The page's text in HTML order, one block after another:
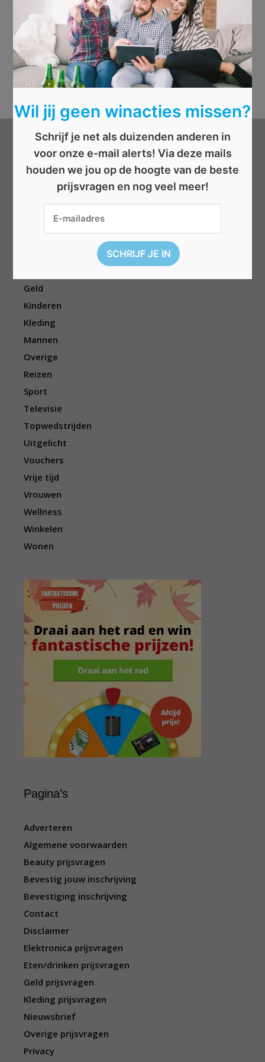
Categorieën
Boeken
Cadeau
Dieren
Geld
Kinderen
Kleding
Mannen
Overige
Reizen
Sport
Televisie
Topwedstrijden
Uitgelicht
Vouchers
Vrije tijd
Vrouwen
Wellness
Winkelen
Wonen
Pagina’s
Adverteren
Algemene voorwaarden
Beauty prijsvragen
Bevestig jouw inschrijving
Bevestiging inschrijving
Contact
Disclaimer
Elektronica prijsvragen
Eten/drinken prijsvragen
Geld prijsvragen
Kleding prijsvragen
Nieuwsbrief
Overige prijsvragen
Privacy
Wil jij geen winacties missen?
Schrijf je net als duizenden anderen in
voor onze e-mail alerts! Via deze mails
houden we jou op de hoogte van de beste
prijsvragen en nog veel meer!